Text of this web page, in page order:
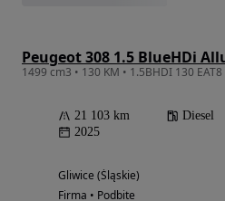
Peugeot 308 1.5 BlueHDi
21 103 km Diesel
2025
Gliwice (Śląskie)
Firma • Podbite